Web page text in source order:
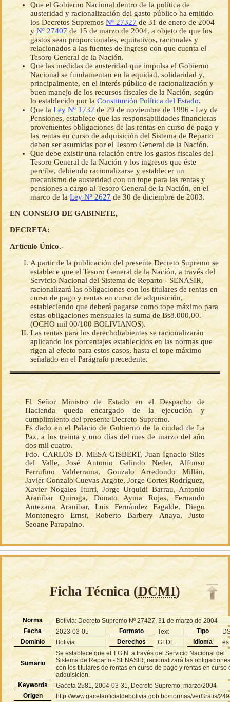
Que el Gobierno Nacional dentro de la política de
austeridad y racionalización del gasto público ha emitido
los Decretos Supremos Nº 27327 de 31 de enero de 2004
yNº 27407 de 15 de marzo de 2004, a objeto de que los
gastos sean proporcionales, equitativos, racionales y
relacionados a las fuentes de ingreso con que cuenta el
Tesoro General de la Nación.
Que las medidas de austeridad que impulsa el Gobierno
Nacional se fundamentan en la equidad, solidaridad y,
principalmente, en el interés público de racionalización y
buen manejo de los recursos fiscales de la Nación, según
lo establecido por la Constitución Política del Estado.
Que la Ley Nº 1732 de 29 de noviembre de 1996 - Ley de
Pensiones, establece que las responsabilidades financieras
provenientes obligaciones de las rentas en curso de pago y
las rentas en curso de adquisición del Sistema de Reparto
deben ser asumidas por el Tesoro General de la Nación.
Que debe existir una relación entre los gastos fiscales del
Tesoro General de la Nación y los ingresos que éste
percibe, debiendo racionalizarse y establecer un
mecanismo de austeridad con un tope para las rentas y
pensiones a cargo al Tesoro General de la Nación, en el
marco de la Ley Nº 2627 de 30 de diciembre de 2003.
EN CONSEJO DE GABINETE,
DECRETA:
Artículo Único.-
A partir de la publicación del presente Decreto Supremo se
establece que el Tesoro General de la Nación, a través del
Servicio Nacional del Sistema de Reparto - SENASIR,
racionalizará las obligaciones con los titulares de rentas en
curso de pago y rentas en curso de adquisición,
estableciendo que deberá pagarse como tope máximo para
estas obligaciones mensuales la suma de Bs8.000,00.-
(OCHO mil 00/100 BOLIVIANOS).
Las rentas para los derechohabientes se racionalizarán
aplicando los porcentajes establecidos en las normas que
rigen al efecto para estos casos, hasta el tope máximo
señalado en el Parágrafo precedente.
El Señor Ministro de Estado en el Despacho de
Hacienda queda encargado de la ejecución y
cumplimiento del presente Decreto Supremo.
Es dado en el Palacio de Gobierno de la ciudad de La
Paz, a los treinta y uno días del mes de marzo del año
dos mil cuatro.
Fdo. CARLOS D. MESA GISBERT, Juan Ignacio Siles
del Valle, José Antonio Galindo Neder, Alfonso
Ferrufino Valderrama, Gonzalo Arredondo Millán,
Javier Gonzalo Cuevas Argote, Jorge Cortes Rodríguez,
Xavier Nogales Iturri, Jorge Urquidi Barrau, Antonio
Aranibar Quiroga, Donato Ayma Rojas, Fernando
Antezana Aranibar, Luis Fernández Fagalde, Diego
Montenegro Ernst, Roberto Barbery Anaya, Justo
Seoane Parapaino.
Ficha Técnica (DCMI)
Norma
Bolivia: Decreto Supremo Nº 27427, 31 de marzo de 2004
Fecha
2023-03-05 Formato Text Tipo
Dominio
Bolivia Derechos GFDL Idioma es
Sumario
Se establece que el T.G.N. a través del Servicio Nacional del
Sistema de Reparto - SENASIR, racionalizará las
con los titulares de rentas en curso de pago y rentas en curso
adquisición.
Keywords
Gaceta 2581, 2004-03-31, Decreto Supremo, marzo/2004
Origen
http://www.gacetaoficialdebolivia.gob.bo/normas/verGratis/